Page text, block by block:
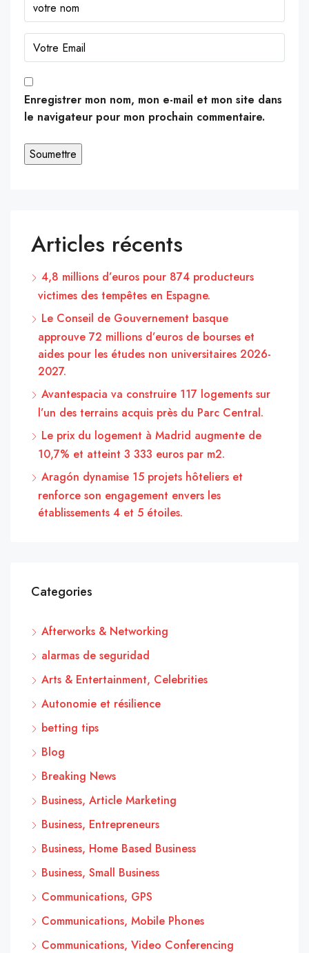
Enregistrer mon nom, mon e-mail et mon site dans
le navigateur pour mon prochain commentaire.
Articles récents
4,8 millions d’euros pour 874 producteurs
victimes des tempêtes en Espagne.
Le Conseil de Gouvernement basque
approuve 72 millions d’euros de bourses et
aides pour les études non universitaires 2026-
2027.
Avantespacia va construire 117 logements sur
l’un des terrains acquis près du Parc Central.
Le prix du logement à Madrid augmente de
10,7% et atteint 3 333 euros par m2.
Aragón dynamise 15 projets hôteliers et
renforce son engagement envers les
établissements 4 et 5 étoiles.
Categories
Afterworks & Networking
alarmas de seguridad
Arts & Entertainment, Celebrities
Autonomie et résilience
betting tips
Blog
Breaking News
Business, Article Marketing
Business, Entrepreneurs
Business, Home Based Business
Business, Small Business
Communications, GPS
Communications, Mobile Phones
Communications, Video Conferencing